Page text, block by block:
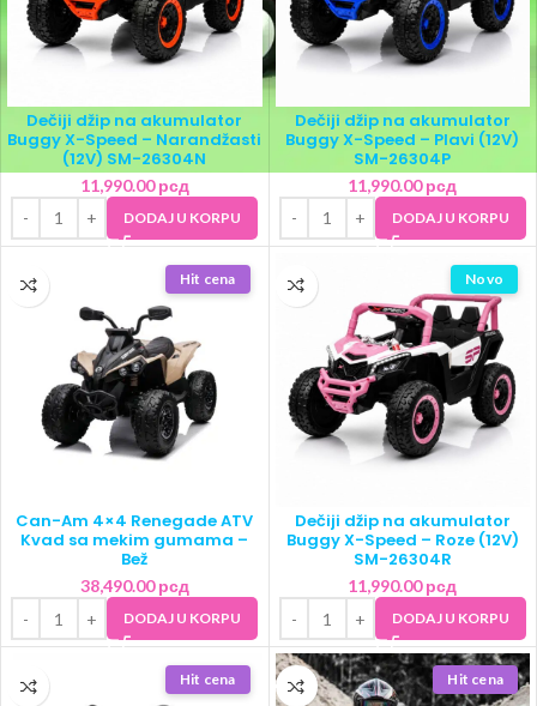
Dečiji džip na akumulator
Buggy X-Speed – Narandžasti
(12V) SM-26304N
11,990.00рсд
DODAJ U KORPU
Dečiji džip na akumulator
Buggy X-Speed – Plavi (12V)
SM-26304P
11,990.00рсд
DODAJ U KORPU
Hit cena
Can-Am 4×4 Renegade ATV
Kvad sa mekim gumama –
Bež
38,490.00рсд
DODAJ U KORPU
Novo
Dečiji džip na akumulator
Buggy X-Speed – Roze (12V)
SM-26304R
11,990.00рсд
DODAJ U KORPU
Hit cena Hit cena